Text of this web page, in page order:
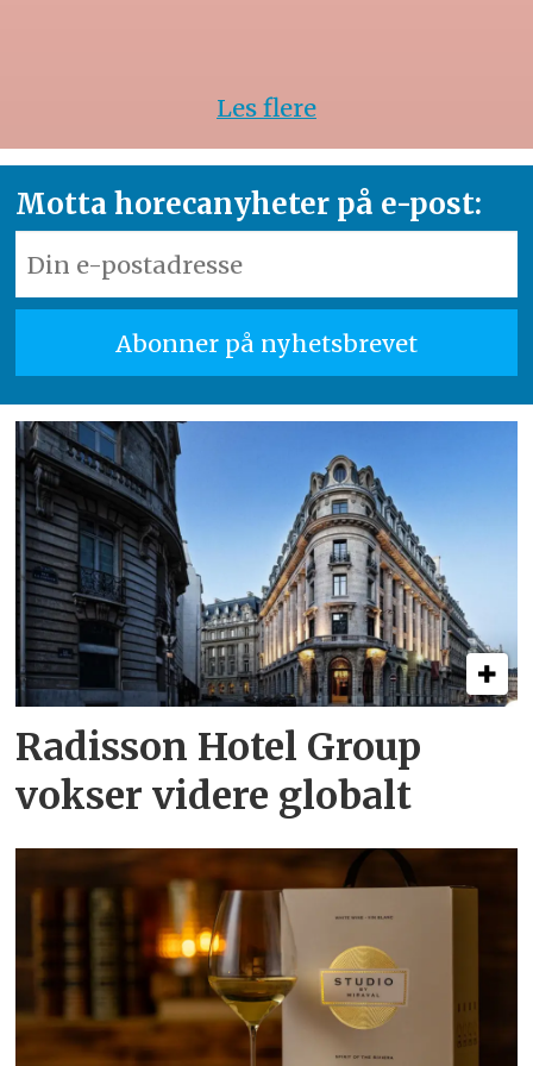
Les flere
Motta horecanyheter på e-post:
Radisson Hotel Group
vokser videre globalt